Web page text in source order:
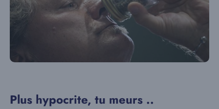
Plus hypocrite, tu meurs ..